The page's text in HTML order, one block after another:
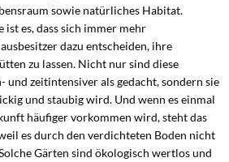
sowie natürliches Habitat.
ist es, dass sich immer mehr
dazu entscheiden, ihre
zu lassen. Nicht nur sind diese
und zeitintensiver als gedacht, sondern sie
und staubig wird. Und wenn es einmal
häufiger vorkommen wird, steht das
es durch den verdichteten Boden nicht
Gärten sind ökologisch wertlos und